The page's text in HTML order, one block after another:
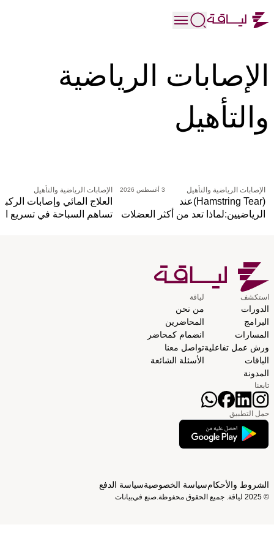
الإصابات الرياضية
والتأهيل
الإصابات الرياضية والتأهيل 3 أغسطس 2026
(Hamstring Tear)عند
الرياضيين:لماذا تعد من أكثر العضلات
الإصابات الرياضية والتأهيل
العلاج المائي وإصابات
تساهم السباحة في تسريع
استكشف
الدورات
البرامج
المسارات
ورش عمل تفاعلية
الباقات
المدونة
لياقة
من نحن
المحاضرين
انضمام كمحاضر
تواصل معنا
الأسئلة الشائعة
تابعنا
حمل التطبيق
الشروط والأحكامسياسة الخصوصيةسياسة الدفع
© 2025 لياقة. جميع الحقوق محفوظة. صنع فيبيانات